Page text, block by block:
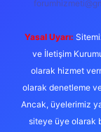
Yasal Uyarı:
ve İletişim
olarak hizmet
olarak denetleme
Ancak, üyelerimiz
siteye üye olarak